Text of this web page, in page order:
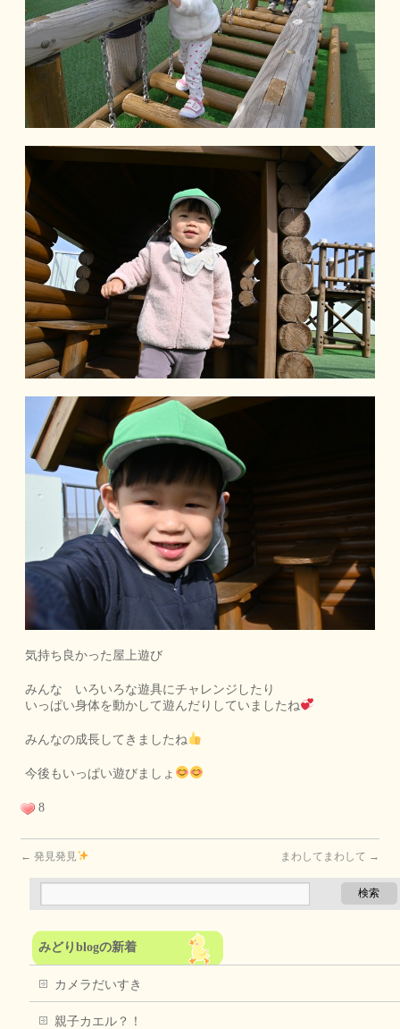
気持ち良かった屋上遊び
みんな いろいろな遊具にチャレンジしたり
いっぱい身体を動かして遊んだりしていましたね
みんなの成長してきましたね
今後もいっぱい遊びましょ
8
← 発見発見 まわしてまわして →
みどりblogの新着
カメラだいすき
親子カエル？！